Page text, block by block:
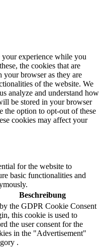
experience while you
the cookies that are
your browser as they are
of the website. We
analyze and understand how
be stored in your browser
the option to opt-out of these
cookies may affect your
for the website to
basic functionalities and
Beschreibung
the GDPR Cookie Consent
this cookie is used to
the user consent for the
in the "Advertisement"
.